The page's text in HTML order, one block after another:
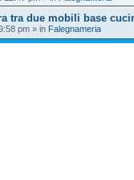
tra due mobili base
pm » in Falegnameria